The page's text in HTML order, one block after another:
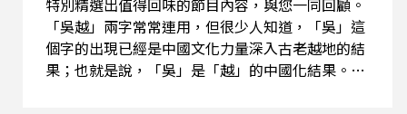
「吳越」兩字常常連用，但很少人知道，「吳」這
個字的出現已經是中國文化力量深入古老越地的結
果；也就是說，「吳」是「越」的中國化結果。從